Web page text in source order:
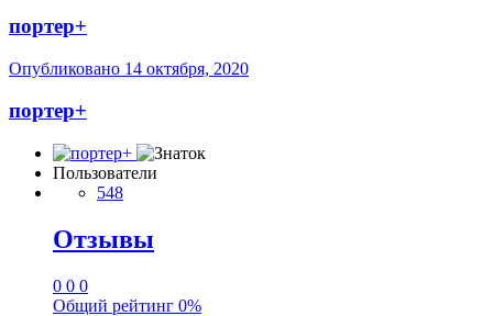
портер+
Опубликовано 14 октября, 2020
портер+
Пользователи
548
Отзывы
0 0 0
Общий рейтинг 0%